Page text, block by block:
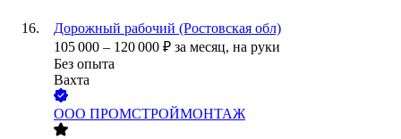
Дорожный рабочий (Ростовская обл)
105 000 – 120 000 ₽ за месяц, на руки
Без опыта
Вахта
ООО ПРОМСТРОЙМОНТАЖ